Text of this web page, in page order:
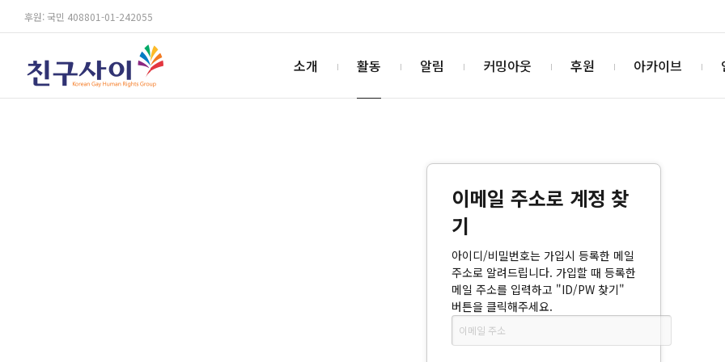
후원: 국민 408801-01-242055
소개 활동 알림 커밍아웃 후원 아카이브
이메일 주소로 계정 찾
기
아이디/비밀번호는 가입시 등록한 메일
주소로 알려드립니다. 가입할 때 등록한
메일 주소를 입력하고 "ID/PW 찾기"
버튼을 클릭해주세요.